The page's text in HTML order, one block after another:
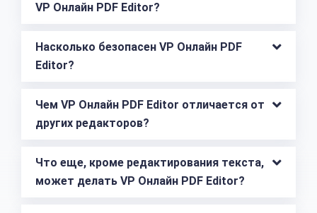
VP Онлайн PDF Editor?
Насколько безопасен VP Онлайн PDF
Editor?
Чем VP Онлайн PDF Editor отличается от
других редакторов?
Что еще, кроме редактирования текста,
может делать VP Онлайн PDF Editor?